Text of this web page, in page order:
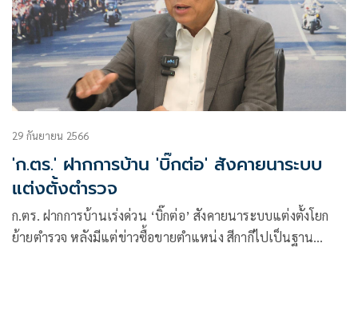
29 กันยายน 2566
'ก.ตร.' ฝากการบ้าน 'บิ๊กต่อ' สังคายนาระบบ
แต่งตั้งตำรวจ
ก.ตร. ฝากการบ้านเร่งด่วน ‘บิ๊กต่อ’ สังคายนาระบบแต่งตั้งโยก
ย้ายตำรวจ หลังมีแต่ข่าวซื้อขายตำแหน่ง สีกากีไปเป็นฐาน